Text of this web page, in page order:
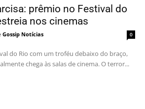
prêmio no Festival do
nos cinemas
Gossip Notícias 0
do Rio com um troféu debaixo do braço,
chega às salas de cinema. O terror...